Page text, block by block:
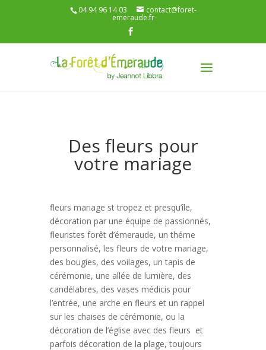
04 94 96 14 03 contact@foret-
emeraude.fr
Des fleurs pour
votre mariage
fleurs mariage st tropez et presqu’île,
décoration par une équipe de passionnés,
fleuristes forêt d’émeraude, un théme
personnalisé, les fleurs de votre mariage,
des bougies, des voilages, un tapis de
cérémonie, une allée de lumière, des
candélabres, des vases médicis pour
l’entrée, une arche en fleurs et un rappel
sur les chaises de cérémonie, ou la
décoration de l’église avec des fleurs et
parfois décoration de la plage, toujours